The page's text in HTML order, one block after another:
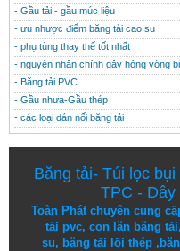
- Gầu tải - gầu múc liệu
- ưu nhược điểm băng tải cao su
- phụ tùng thay thế tốt nhất
- nguyên nhân chính gây hỏng vòng bi
- Băng tải PVC
- Gầu nhưa-Gầu thép
- các loại dán nối băng tải
Băng tải- Túi lọc bụi
TPC - Dây
Toàn Phát chuyên cung
tải pvc,con lăn băng tải
su, băng tải lõi thép,